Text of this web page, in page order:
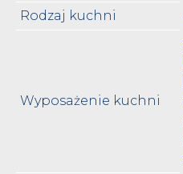
Rodzaj kuchni
Wyposażenie kuchni